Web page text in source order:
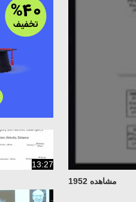
مشاهده 1952
13:27